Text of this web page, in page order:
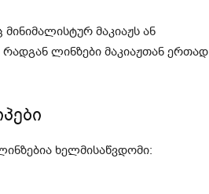
მაკიაჟს ან
ლინზები მაკიაჟთან ერთად
ხელმისაწვდომი: